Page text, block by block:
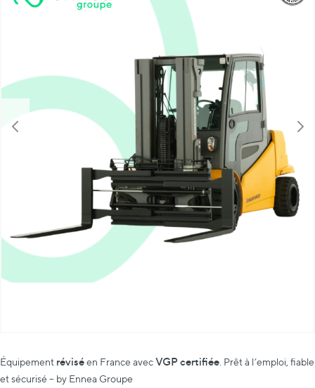
Équipement réviséen France avecVGP certifiée . Prêt à l’emploi, fiable
et sécurisé – by Ennea Groupe